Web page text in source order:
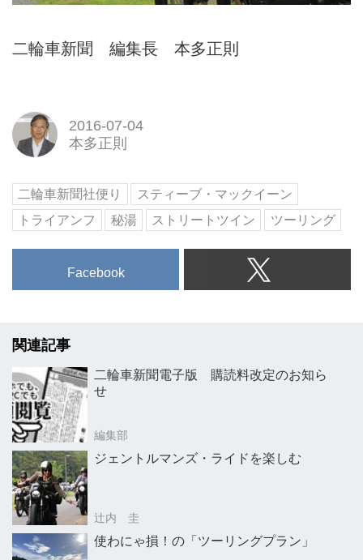
二輪車新聞 編集長 本多正則
2016-07-04
本多正則
二輪車新聞社便り
スティーブ・マックイーン
トライアンフ
秘湯 ストリートツイン ツーリング
Facebook
関連記事
二輪車新聞電子版 購読料改定のお知ら
せ
編集部
ジェントルマンズ・ライドを楽しむ
辻内 圭
使わにゃ損！の「ツーリングプラン」